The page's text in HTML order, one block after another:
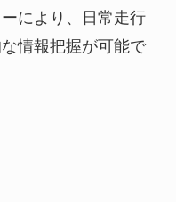
により、日常走行
情報把握が可能で